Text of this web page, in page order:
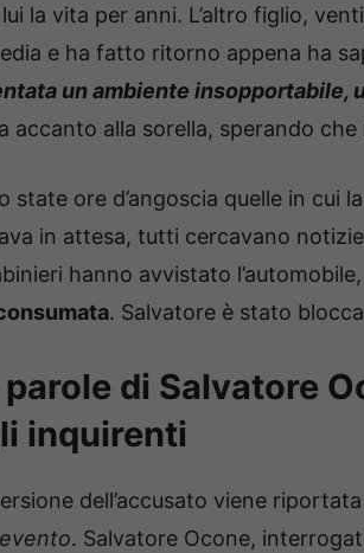
la vita per anni. L’altro figlio,
e ha fatto ritorno appena ha
un ambiente insopportabile,
accanto alla sorella, sperando
state ore d’angoscia quelle in cui
in attesa, tutti cercavano
hanno avvistato
. Salvatore è stato
parole di Salvatore
inquirenti
dell’accusato viene
. Salvatore Ocone,